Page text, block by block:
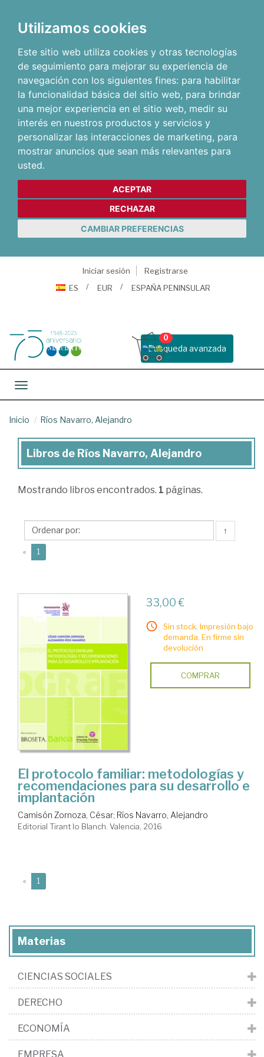
Utilizamos cookies
Este sitio web utiliza cookies y otras tecnologías
de seguimiento para mejorar su experiencia de
navegación con los siguientes fines: para habilitar
la funcionalidad básica del sitio web, para brindar
una mejor experiencia en el sitio web, medir su
interés en nuestros productos y servicios y
personalizar las interacciones de marketing, para
mostrar anuncios que sean más relevantes para
usted.
ACEPTAR
RECHAZAR
CAMBIAR PREFERENCIAS
Iniciar sesión
Registrarse
ES
EUR ESPAÑA PENINSULAR
Busqueda avanzada
0
Toggle navigation
Inicio Ríos Navarro, Alejandro
Libros
Ríos
Alejandro
Libros de Ríos Navarro, Alejandro
Mostrando libros encontrados. 1 páginas.
↑
« 1
33,00 €
Sin stock. Impresión bajo
demanda. En firme sin
devolución
COMPRAR
El protocolo familiar: metodologías y
recomendaciones para su desarrollo e
implantación
Camisón Zornoza, César; Ríos Navarro, Alejandro
Editorial Tirant lo Blanch. Valencia, 2016
« 1
Materias
CIENCIAS SOCIALES
DERECHO
ECONOMÍA
EMPRESA